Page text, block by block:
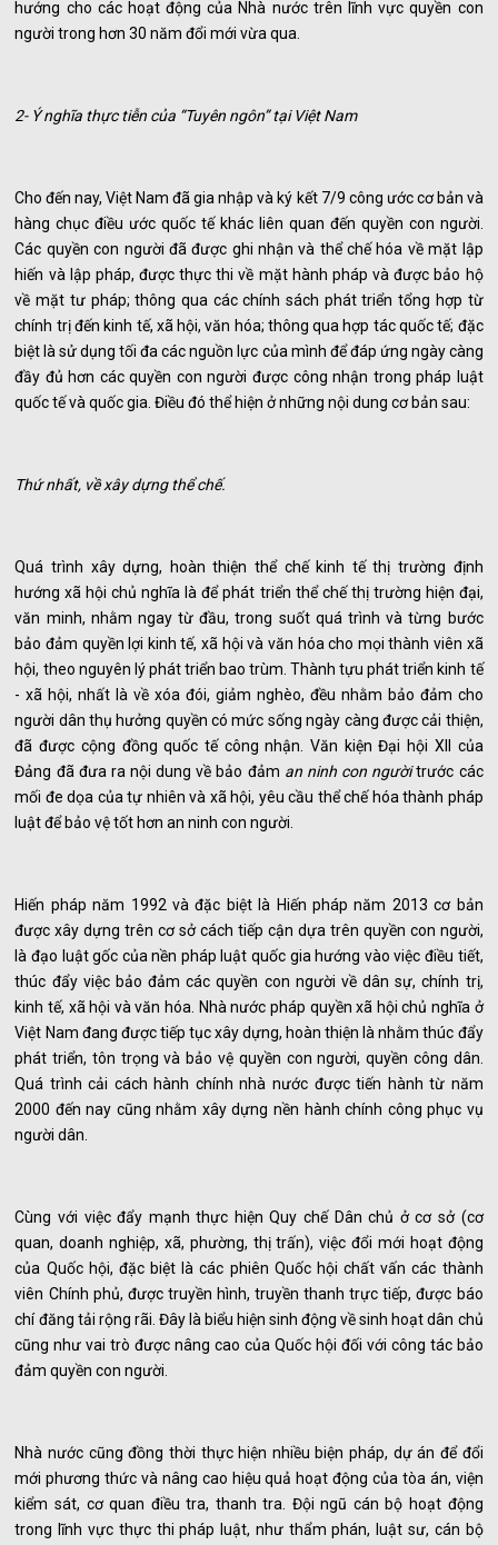
hướng cho các hoạt động của Nhà nước trên lĩnh vực quyền con
người trong hơn 30 năm đổi mới vừa qua.
2- Ý nghĩa thực tiễn của “Tuyên ngôn” tại Việt Nam
Cho đến nay, Việt Nam đã gia nhập và ký kết 7/9 công ước cơ bản và
hàng chục điều ước quốc tế khác liên quan đến quyền con người.
Các quyền con người đã được ghi nhận và thể chế hóa về mặt lập
hiến và lập pháp, được thực thi về mặt hành pháp và được bảo hộ
về mặt tư pháp; thông qua các chính sách phát triển tổng hợp từ
chính trị đến kinh tế, xã hội, văn hóa; thông qua hợp tác quốc tế; đặc
biệt là sử dụng tối đa các nguồn lực của mình để đáp ứng ngày càng
đầy đủ hơn các quyền con người được công nhận trong pháp luật
quốc tế và quốc gia. Điều đó thể hiện ở những nội dung cơ bản sau:
Thứ nhất, về xây dựng thể chế.
Quá trình xây dựng, hoàn thiện thể chế kinh tế thị trường định
hướng xã hội chủ nghĩa là để phát triển thể chế thị trường hiện đại,
văn minh, nhằm ngay từ đầu, trong suốt quá trình và từng bước
bảo đảm quyền lợi kinh tế, xã hội và văn hóa cho mọi thành viên xã
hội, theo nguyên lý phát triển bao trùm. Thành tựu phát triển kinh tế
- xã hội, nhất là về xóa đói, giảm nghèo, đều nhằm bảo đảm cho
người dân thụ hưởng quyền có mức sống ngày càng được cải thiện,
đã được cộng đồng quốc tế công nhận. Văn kiện Đại hội XII của
Đảng đã đưa ra nội dung về bảo đảm an ninh con ngườitrước các
mối đe dọa của tự nhiên và xã hội, yêu cầu thể chế hóa thành pháp
luật để bảo vệ tốt hơn an ninh con người.
Hiến pháp năm 1992 và đặc biệt là Hiến pháp năm 2013 cơ bản
được xây dựng trên cơ sở cách tiếp cận dựa trên quyền con người,
là đạo luật gốc của nền pháp luật quốc gia hướng vào việc điều tiết,
thúc đẩy việc bảo đảm các quyền con người về dân sự, chính trị,
kinh tế, xã hội và văn hóa. Nhà nước pháp quyền xã hội chủ nghĩa ở
Việt Nam đang được tiếp tục xây dựng, hoàn thiện là nhằm thúc đẩy
phát triển, tôn trọng và bảo vệ quyền con người, quyền công dân.
Quá trình cải cách hành chính nhà nước được tiến hành từ năm
2000 đến nay cũng nhằm xây dựng nền hành chính công phục vụ
người dân.
Cùng với việc đẩy mạnh thực hiện Quy chế Dân chủ ở cơ sở (cơ
quan, doanh nghiệp, xã, phường, thị trấn), việc đổi mới hoạt động
của Quốc hội, đặc biệt là các phiên Quốc hội chất vấn các thành
viên Chính phủ, được truyền hình, truyền thanh trực tiếp, được báo
chí đăng tải rộng rãi. Đây là biểu hiện sinh động về sinh hoạt dân chủ
cũng như vai trò được nâng cao của Quốc hội đối với công tác bảo
đảm quyền con người.
Nhà nước cũng đồng thời thực hiện nhiều biện pháp, dự án để đổi
mới phương thức và nâng cao hiệu quả hoạt động của tòa án, viện
kiểm sát, cơ quan điều tra, thanh tra. Đội ngũ cán bộ hoạt động
trong lĩnh vực thực thi pháp luật, như thẩm phán, luật sư, cán bộ